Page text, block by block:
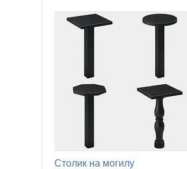
Столик на могилу